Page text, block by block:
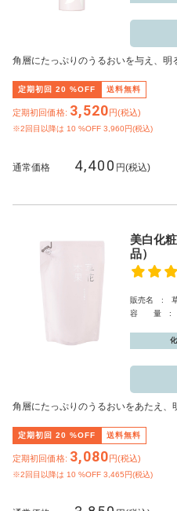
角層にたっぷりのうるおいを与え、明
定期初回 20 %OFF 送料無料
定期初回価格: 3,520円(税込)
※2回目以降は 10 %OFF 3,960円(税込)
通常価格 4,400 円(税込)
美白化
品）
販売名 : 草
容 量 :
角層にたっぷりのうるおいをあたえ、
定期初回 20 %OFF 送料無料
定期初回価格: 3,080円(税込)
※2回目以降は 10 %OFF 3,465円(税込)